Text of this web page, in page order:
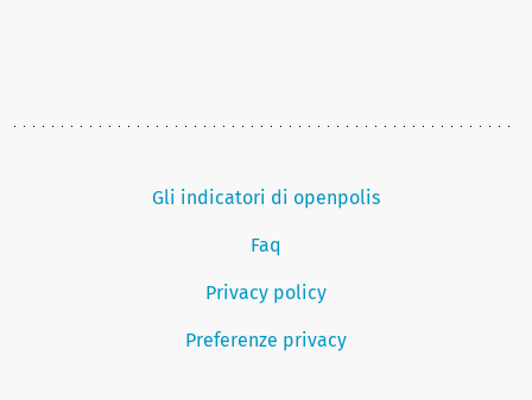
Gli indicatori di openpolis
Faq
Privacy policy
Preferenze privacy